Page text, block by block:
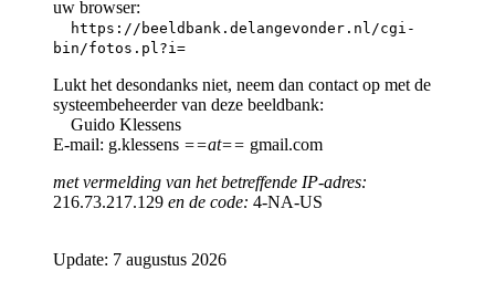
uw browser:
https://beeldbank.delangevonder.nl/cgi-
bin/fotos.pl?i=
Lukt het desondanks niet, neem dan contact op met de
systeembeheerder van deze beeldbank:
Guido Klessens
E-mail: g.klessens ==at== gmail.com
met vermelding van het betreffende IP-adres:
216.73.217.129 en de code: 4-NA-US
Update: 7 augustus 2026